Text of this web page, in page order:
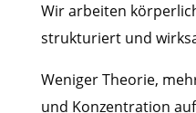
Wir arbeiten
strukturiert und
Weniger Theorie,
und Konzentration